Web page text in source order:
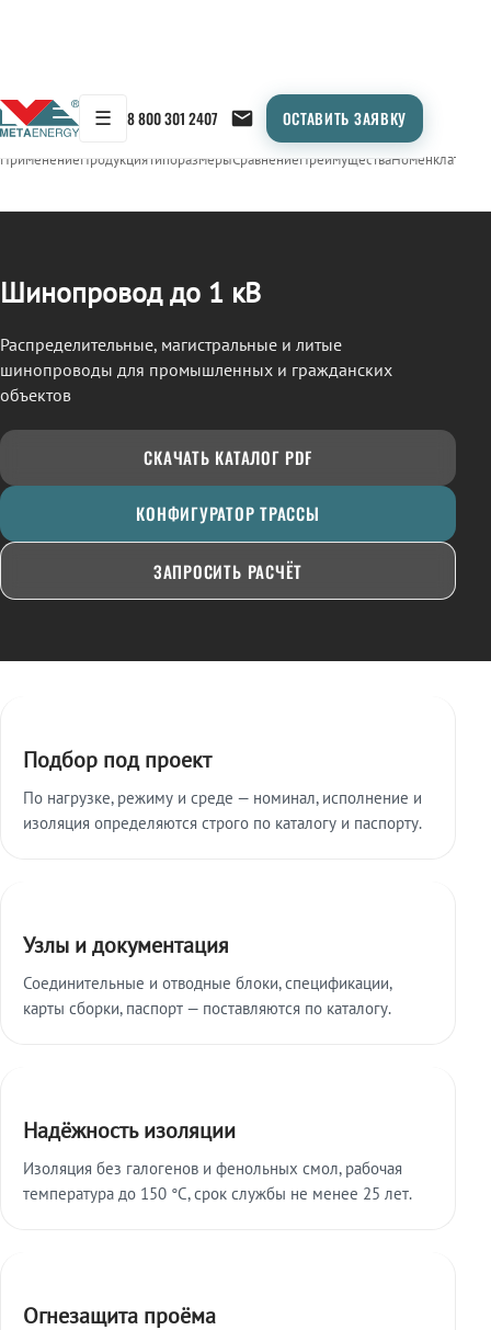
☰ 8 800 301 2407 ОСТАВИТЬ ЗАЯВКУ
← Продукция/ШИНОПРОВОД
ПрименениеПродукцияТипоразмерыСравнениеПреимуществаНоменклатура
Шинопровод до 1 кВ
Распределительные, магистральные и литые
шинопроводы для промышленных и гражданских
объектов
СКАЧАТЬ КАТАЛОГ PDF
КОНФИГУРАТОР ТРАССЫ
ЗАПРОСИТЬ РАСЧЁТ
Подбор под проект
По нагрузке, режиму и среде — номинал, исполнение и
изоляция определяются строго по каталогу и паспорту.
Узлы и документация
Соединительные и отводные блоки, спецификации,
карты сборки, паспорт — поставляются по каталогу.
Надёжность изоляции
Изоляция без галогенов и фенольных смол, рабочая
температура до 150 °C, срок службы не менее 25 лет.
Огнезащита проёма